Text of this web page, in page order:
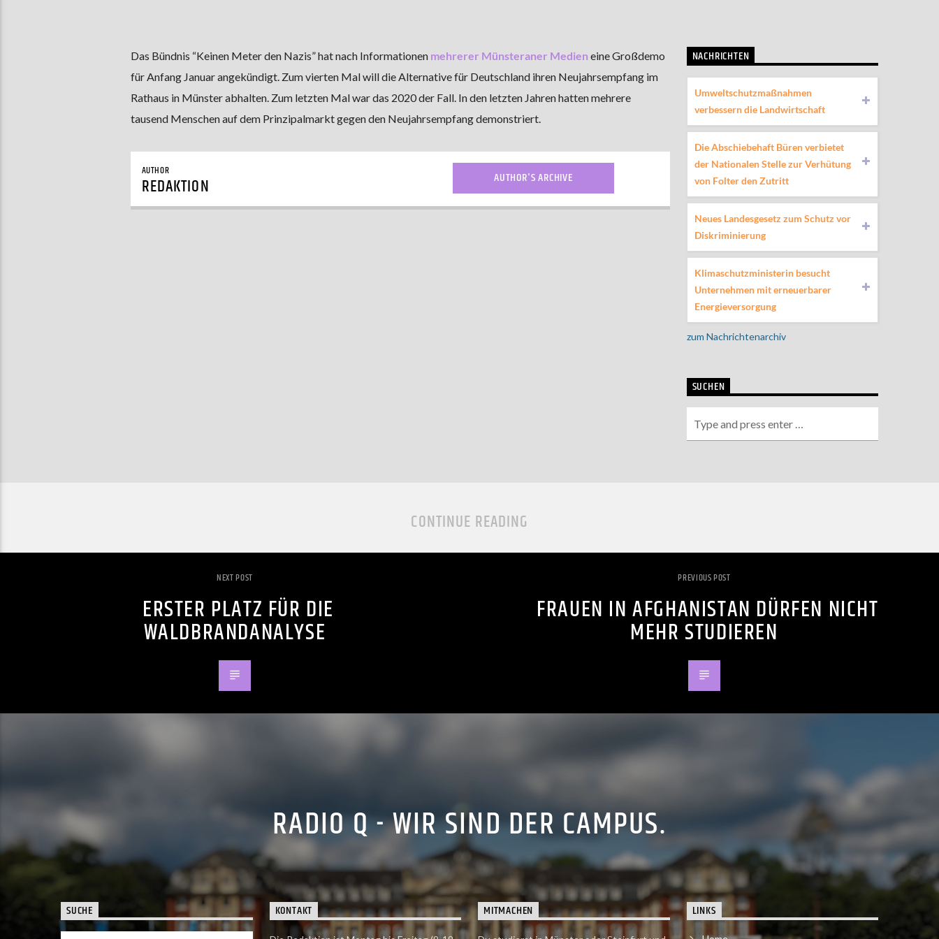
Das Bündnis “Keinen Meter den Nazis” hat nach Informationen mehrerer Münsteraner Medien eine Großdemo
für Anfang Januar angekündigt. Zum vierten Mal will die Alternative für Deutschland ihren Neujahrsempfang im
Rathaus in Münster abhalten. Zum letzten Mal war das 2020 der Fall. In den letzten Jahren hatten mehrere
tausend Menschen auf dem Prinzipalmarkt gegen den Neujahrsempfang demonstriert.
AUTHOR
REDAKTION AUTHOR'S ARCHIVE
NACHRICHTEN
Umweltschutzmaßnahmen
verbessern die Landwirtschaft
Die Abschiebehaft Büren verbietet
der Nationalen Stelle zur Verhütung
von Folter den Zutritt
Neues Landesgesetz zum Schutz vor
Diskriminierung
Klimaschutzministerin besucht
Unternehmen mit erneuerbarer
Energieversorgung
zum Nachrichtenarchiv
SUCHEN
CONTINUE READING
NEXT POST
ERSTER PLATZ FÜR DIE
WALDBRANDANALYSE
PREVIOUS POST
FRAUEN IN AFGHANISTAN DÜRFEN NICHT
MEHR STUDIEREN
RADIO Q - WIR SIND DER CAMPUS.
SUCHE KONTAKT MITMACHEN LINKS